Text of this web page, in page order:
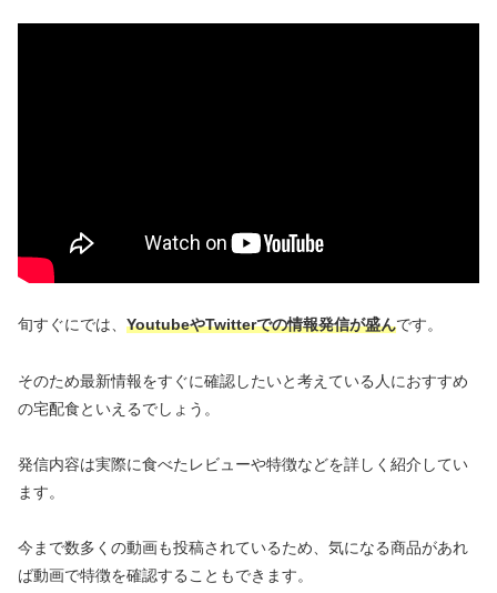
旬すぐにでは、 YoutubeやTwitterでの情報発信が盛んです。
そのため最新情報をすぐに確認したいと考えている人におすすめ
の宅配食といえるでしょう。
発信内容は実際に食べたレビューや特徴などを詳しく紹介してい
ます。
今まで数多くの動画も投稿されているため、気になる商品があれ
ば動画で特徴を確認することもできます。